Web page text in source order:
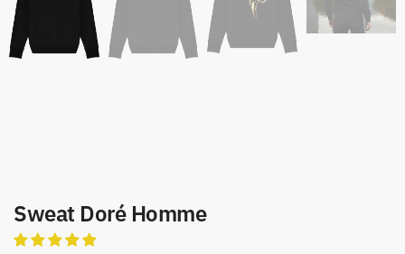
Sweat Doré Homme